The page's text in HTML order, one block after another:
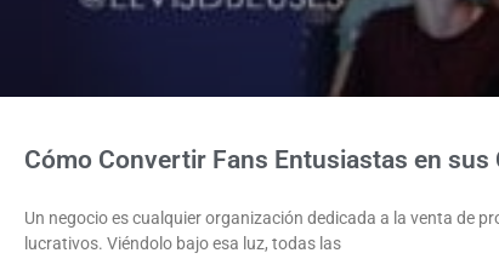
Cómo Convertir Fans Entusiastas en sus
Un negocio es cualquier organización dedicada a la venta de
lucrativos. Viéndolo bajo esa luz, todas las